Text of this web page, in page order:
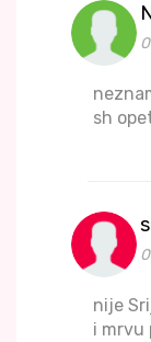
sh
nije
i mrvu